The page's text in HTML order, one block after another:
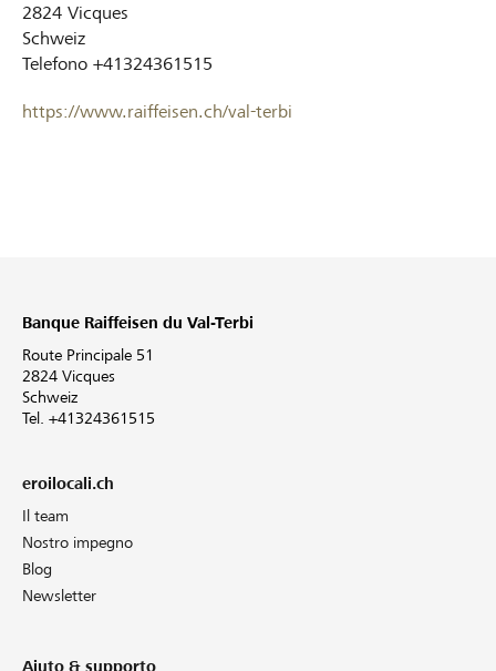
2824 Vicques
Schweiz
Telefono +41324361515
https://www.raiffeisen.ch/val-terbi
Banque Raiffeisen du Val-Terbi
Route Principale 51
2824 Vicques
Schweiz
Tel. +41324361515
eroilocali.ch
Il team
Nostro impegno
Blog
Newsletter
Aiuto & supporto